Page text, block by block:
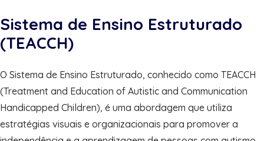
Sistema de Ensino Estruturado
(TEACCH)
O Sistema de Ensino Estruturado, conhecido como TEACCH
(Treatment and Education of Autistic and Communication
Handicapped Children), é uma abordagem que utiliza
estratégias visuais e organizacionais para promover a